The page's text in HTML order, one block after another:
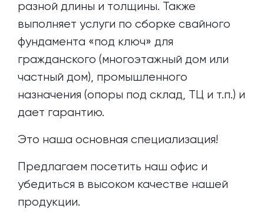
разной длины и толщины. Также
выполняет услуги по сборке свайного
фундамента «под ключ» для
гражданского (многоэтажный дом или
частный дом), промышленного
назначения (опоры под склад, ТЦ и т.п.) и
дает гарантию.
Это наша основная специализация!
Предлагаем посетить наш офис и
убедиться в высоком качестве нашей
продукции.